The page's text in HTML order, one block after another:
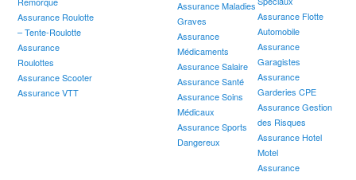
Assurance Flotte
Automobile
Assurance
Garagistes
Assurance
Garderies CPE
Assurance Gestion
des Risques
Assurance Hotel
Motel
Assurance
Assurance Roulotte
– Tente-Roulotte
Assurance
Roulottes
Assurance Scooter
Assurance VTT
Assurance Maladies
Graves
Assurance
Médicaments
Assurance Salaire
Assurance Santé
Assurance Soins
Médicaux
Assurance Sports
Dangereux